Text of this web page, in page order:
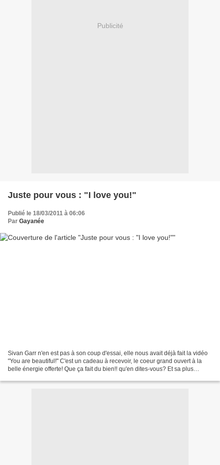
Publicité
Juste pour vous : "I love you!"
Publié le 18/03/2011 à 06:06
Par Gayanée
Sivan Garr n'en est pas à son coup d'essai, elle nous avait déjà fait la vidéo
"You are beautiful!" C'est un cadeau à recevoir, le coeur grand ouvert à la
belle énergie offerte! Que ça fait du bien!! qu'en dites-vous? Et sa plus